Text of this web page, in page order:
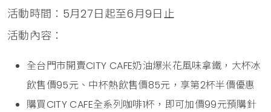
活動時間：5月27日起至6月9日止
活動內容：
全台門市開賣CITY CAFE奶油爆米花風味拿鐵，大杯冰
飲售價95元、中杯熱飲售價85元，享第2杯半價優惠
購買CITY CAFE全系列咖啡1杯，即可加價99元預購針